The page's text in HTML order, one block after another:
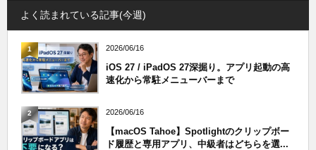
よく読まれている記事(今週)
1 2026/06/16
iOS 27 / iPadOS 27深掘り。アプリ起動の高
速化から常駐メニューバーまで
2 2026/06/16
【macOS Tahoe】Spotlightのクリップボー
ド履歴と専用アプリ、中級者はどちらを選...